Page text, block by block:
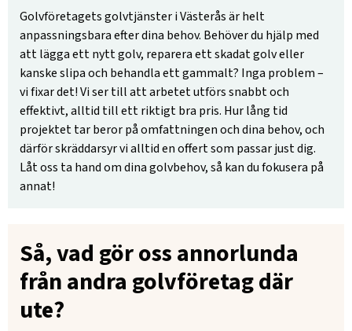
Golvföretagets golvtjänster i Västerås är helt
anpassningsbara efter dina behov. Behöver du hjälp med
att lägga ett nytt golv, reparera ett skadat golv eller
kanske slipa och behandla ett gammalt? Inga problem –
vi fixar det! Vi ser till att arbetet utförs snabbt och
effektivt, alltid till ett riktigt bra pris. Hur lång tid
projektet tar beror på omfattningen och dina behov, och
därför skräddarsyr vi alltid en offert som passar just dig.
Låt oss ta hand om dina golvbehov, så kan du fokusera på
annat!
Så, vad gör oss annorlunda
från andra golvföretag där
ute?